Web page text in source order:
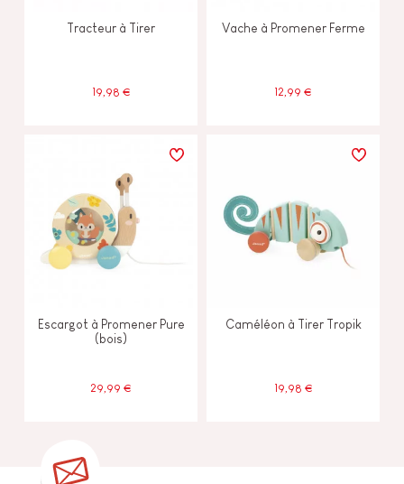
Tracteur à Tirer
19,98 €
Vache à Promener Ferme
12,99 €
Escargot à Promener Pure
(bois)
29,99 €
Caméléon à Tirer Tropik
19,98 €